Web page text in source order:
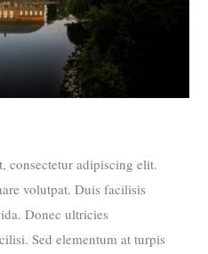
consectetur adipiscing elit.
volutpat. Duis facilisis
Donec ultricies
Sed elementum at turpis